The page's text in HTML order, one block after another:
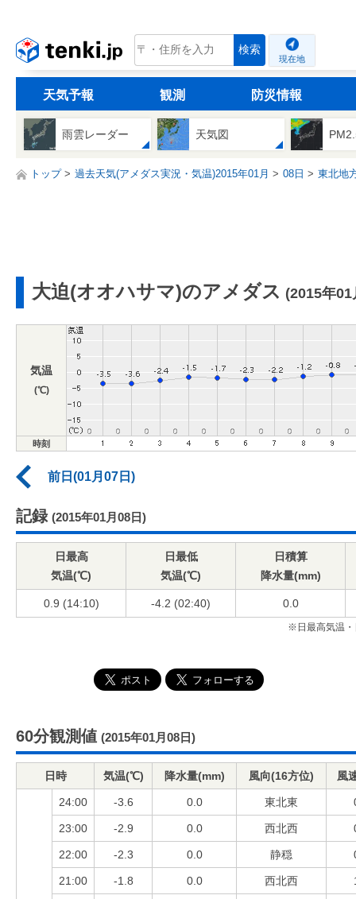
tenki.jp 検索
現在地
天気予報 観測 防災情報
雨雲レーダー 天気図
トップ 過去天気(アメダス実況・気温)2015年01月 08日 東北地
大迫(オオハサマ)のアメダス (2015年01
気温
(℃)
時刻
前日(01月07日)
記録 (2015年01月08日)
日最高
気温(℃)
日最低
気温(℃)
日積算
降水量(mm)
0.9 (14:10) -4.2 (02:40) 0.0
※日最高気温・
60分観測値 (2015年01月08日)
日時 気温(℃) 降水量(mm) 風向(16方位) 風
24:00 -3.6 0.0 東北東
23:00 -2.9 0.0 西北西
22:00 -2.3 0.0 静穏
21:00 -1.8 0.0 西北西